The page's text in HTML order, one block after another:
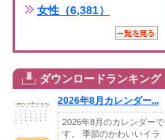
女性（6,381）
ダウンロードランキング
2026年8月カレンダー...
2026年8月のカレンダーで
す。 季節のかわいいイラ